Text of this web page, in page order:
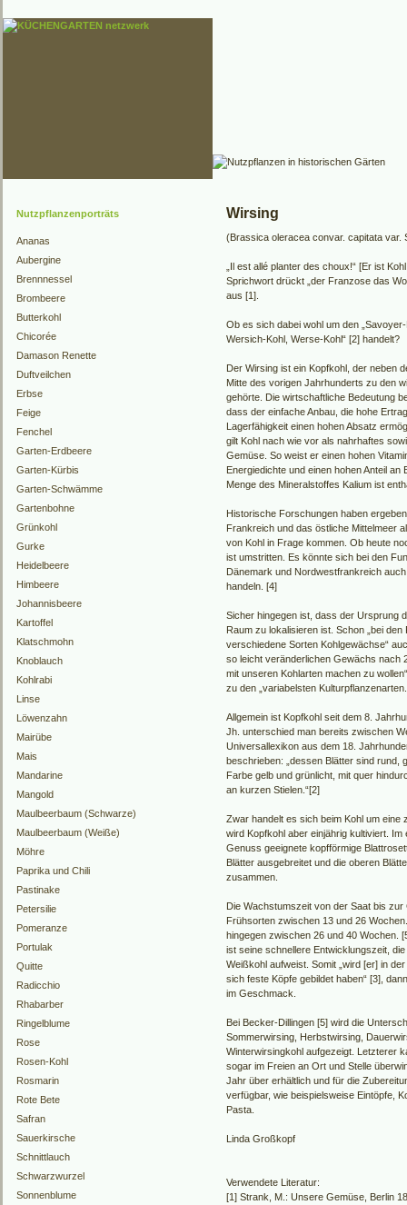
Nutzpflanzenporträts
Ananas
Aubergine
Brennnessel
Brombeere
Butterkohl
Chicorée
Damason Renette
Duftveilchen
Erbse
Feige
Fenchel
Garten-Erdbeere
Garten-Kürbis
Garten-Schwämme
Gartenbohne
Grünkohl
Gurke
Heidelbeere
Himbeere
Johannisbeere
Kartoffel
Klatschmohn
Knoblauch
Kohlrabi
Linse
Löwenzahn
Mairübe
Mais
Mandarine
Mangold
Maulbeerbaum (Schwarze)
Maulbeerbaum (Weiße)
Möhre
Paprika und Chili
Pastinake
Petersilie
Pomeranze
Portulak
Quitte
Radicchio
Rhabarber
Ringelblume
Rose
Rosen-Kohl
Rosmarin
Rote Bete
Safran
Sauerkirsche
Schnittlauch
Schwarzwurzel
Sonnenblume
Wirsing
(Brassica oleracea convar. capitata var.
„Il est allé planter des choux!“ [Er ist
Sprichwort drückt „der Franzose das
aus [1].
Ob es sich dabei wohl um den
Wersich-Kohl, Werse-Kohl“ [2] handelt?
Der Wirsing ist ein Kopfkohl, der neben
Mitte des vorigen Jahrhunderts zu den
gehörte. Die wirtschaftliche Bedeutung
dass der einfache Anbau, die hohe
Lagerfähigkeit einen hohen Absatz
gilt Kohl nach wie vor als nahrhaftes
Gemüse. So weist er einen hohen
Energiedichte und einen hohen Anteil
Menge des Mineralstoffes Kalium ist
Historische Forschungen haben
Frankreich und das östliche Mittelmeer
von Kohl in Frage kommen. Ob heute
ist umstritten. Es könnte sich bei den
Dänemark und Nordwestfrankreich
handeln. [4]
Sicher hingegen ist, dass der Ursprung
Raum zu lokalisieren ist. Schon „bei
verschiedene Sorten Kohlgewächse“
so leicht veränderlichen Gewächs nach
mit unseren Kohlarten machen zu
zu den „variabelsten
Allgemein ist Kopfkohl seit dem 8.
Jh. unterschied man bereits zwischen
Universallexikon aus dem 18.
beschrieben: „dessen Blätter sind rund,
Farbe gelb und grünlicht, mit quer
an kurzen Stielen.“[2]
Zwar handelt es sich beim Kohl um eine
wird Kopfkohl aber einjährig kultiviert.
Genuss geeignete kopfförmige
Blätter ausgebreitet und die oberen
zusammen.
Die Wachstumszeit von der Saat bis
Frühsorten zwischen 13 und 26
hingegen zwischen 26 und 40 Wochen.
ist seine schnellere Entwicklungszeit,
Weißkohl aufweist. Somit „wird [er] in
sich feste Köpfe gebildet haben“ [3],
im Geschmack.
Bei Becker-Dillingen [5] wird die
Sommerwirsing, Herbstwirsing,
Winterwirsingkohl aufgezeigt. Letzterer
sogar im Freien an Ort und Stelle
Jahr über erhältlich und für die
verfügbar, wie beispielsweise Eintöpfe,
Pasta.
Linda Großkopf
Verwendete Literatur:
[1] Strank, M.: Unsere Gemüse, Berlin